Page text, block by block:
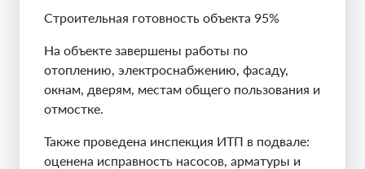
Строительная готовность объекта 95%
На объекте завершены работы по
отоплению, электроснабжению, фасаду,
окнам, дверям, местам общего пользования и
отмостке.
Также проведена инспекция ИТП в подвале:
оценена исправность насосов, арматуры и